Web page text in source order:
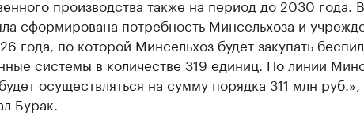
производства также на период до 2030 года.
сформирована потребность Минсельхоза и
года, по которой Минсельхоз будет закупать
системы в количестве 319 единиц. По линии
осуществляться на сумму порядка 311 млн
Бурак.